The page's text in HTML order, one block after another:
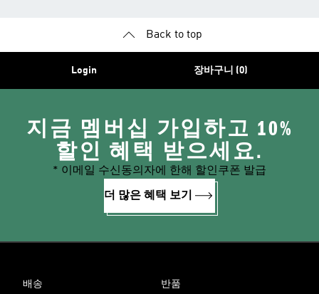
Back to top
Login 장바구니 (0)
지금 멤버십 가입하고 10%
할인 혜택 받으세요.
* 이메일 수신동의자에 한해 할인쿠폰 발급
더 많은 혜택 보기
배송 반품